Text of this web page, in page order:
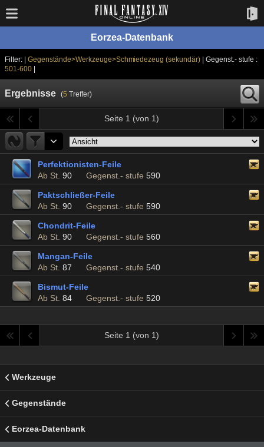
Eorzea-Datenbank
Filter: | Gegenstände>Werkzeuge>Schmiedezeug (sekundär)
| Gegenst.- stufe :
501-600|
Ergebnisse (5 Treffer)
Seite 1 (von 1)
Perfektionisten-Feile
Ab St. 90 Gegenst.- stufe 590
Paktschließer-Feile
Ab St. 90 Gegenst.- stufe 590
Chondrit-Feile
Ab St. 90 Gegenst.- stufe 560
Mangan-Feile
Ab St. 87 Gegenst.- stufe 540
Bismut-Feile
Ab St. 84 Gegenst.- stufe 520
Seite 1 (von 1)
Werkzeuge
Gegenstände
Eorzea-Datenbank